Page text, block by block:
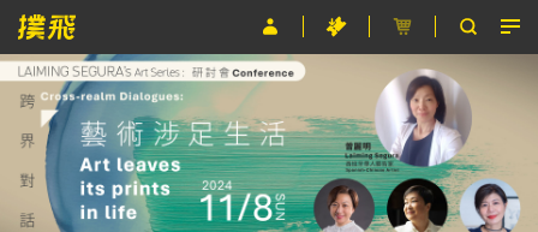
節目
主辦單位
關於撲飛